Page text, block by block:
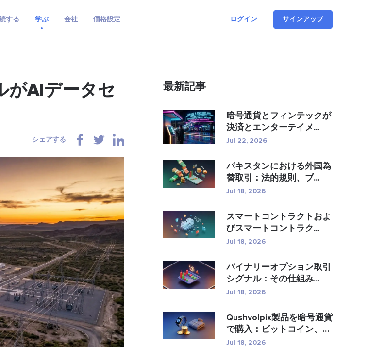
する 学ぶ 会社 価格設定 ログイン サインアップ
がAIデータセ
シェアする
最新記事
暗号通貨とフィンテックが
決済とエンターテイメ...
Jul 22, 2026
パキスタンにおける外国為
替取引：法的規則、ブ...
Jul 18, 2026
スマートコントラクトおよ
びスマートコントラク...
Jul 18, 2026
バイナリーオプション取引
シグナル：その仕組み...
Jul 18, 2026
Qushvolpix製品を暗号通貨
で購入：ビットコイン、
�...
Jul 18, 2026